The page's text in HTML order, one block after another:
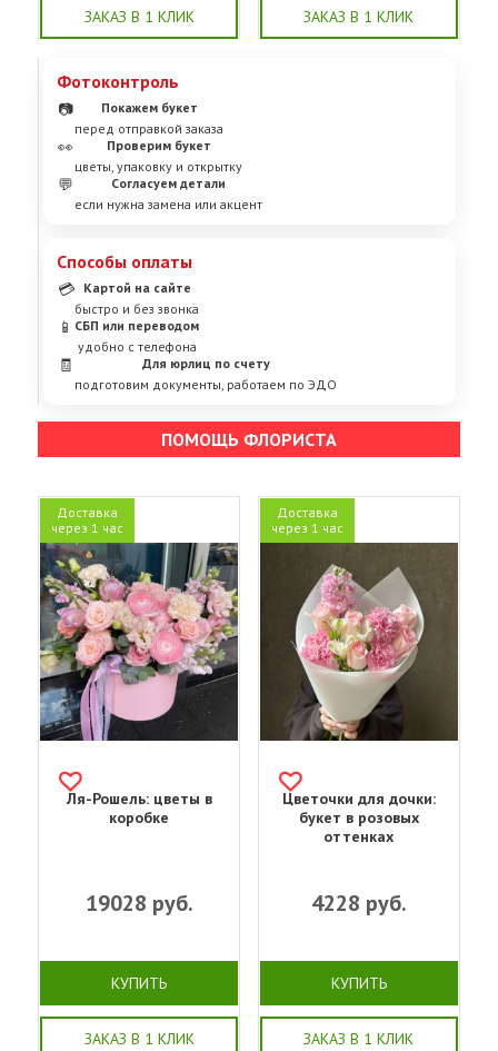
ЗАКАЗ В 1 КЛИК ЗАКАЗ В 1 КЛИК
Фотоконтроль
📷
Покажем букет
перед отправкой заказа
👀
Проверим букет
цветы, упаковку и открытку
💬
Согласуем детали
если нужна замена или акцент
Способы оплаты
💳
Картой на сайте
быстро и без звонка
📱 СБП или переводом
удобно с телефона
🧾
Для юрлиц по счету
подготовим документы, работаем по ЭДО
ПОМОЩЬ ФЛОРИСТА
Доставка
через 1 час
Ля-Рошель: цветы в
коробке
19028 руб.
КУПИТЬ
ЗАКАЗ В 1 КЛИК
Доставка
через 1 час
Цветочки для дочки:
букет в розовых
оттенках
4228 руб.
КУПИТЬ
ЗАКАЗ В 1 КЛИК